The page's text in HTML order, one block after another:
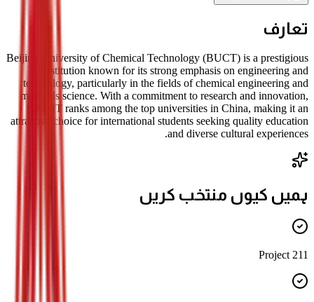
تعارف
Beijing University of Chemical Technology (BUCT) is a prestigious
institution known for its strong emphasis on engineering and
technology, particularly in the fields of chemical engineering and
materials science. With a commitment to research and innovation,
BUCT ranks among the top universities in China, making it an
attractive choice for international students seeking quality education
and diverse cultural experiences.
ہمیں کیوں منتخب کریں
211 Project